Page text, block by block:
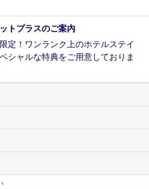
トプラスのご案内
定！ワンランク上のホテルステイ
シャルな特典をご用意しておりま